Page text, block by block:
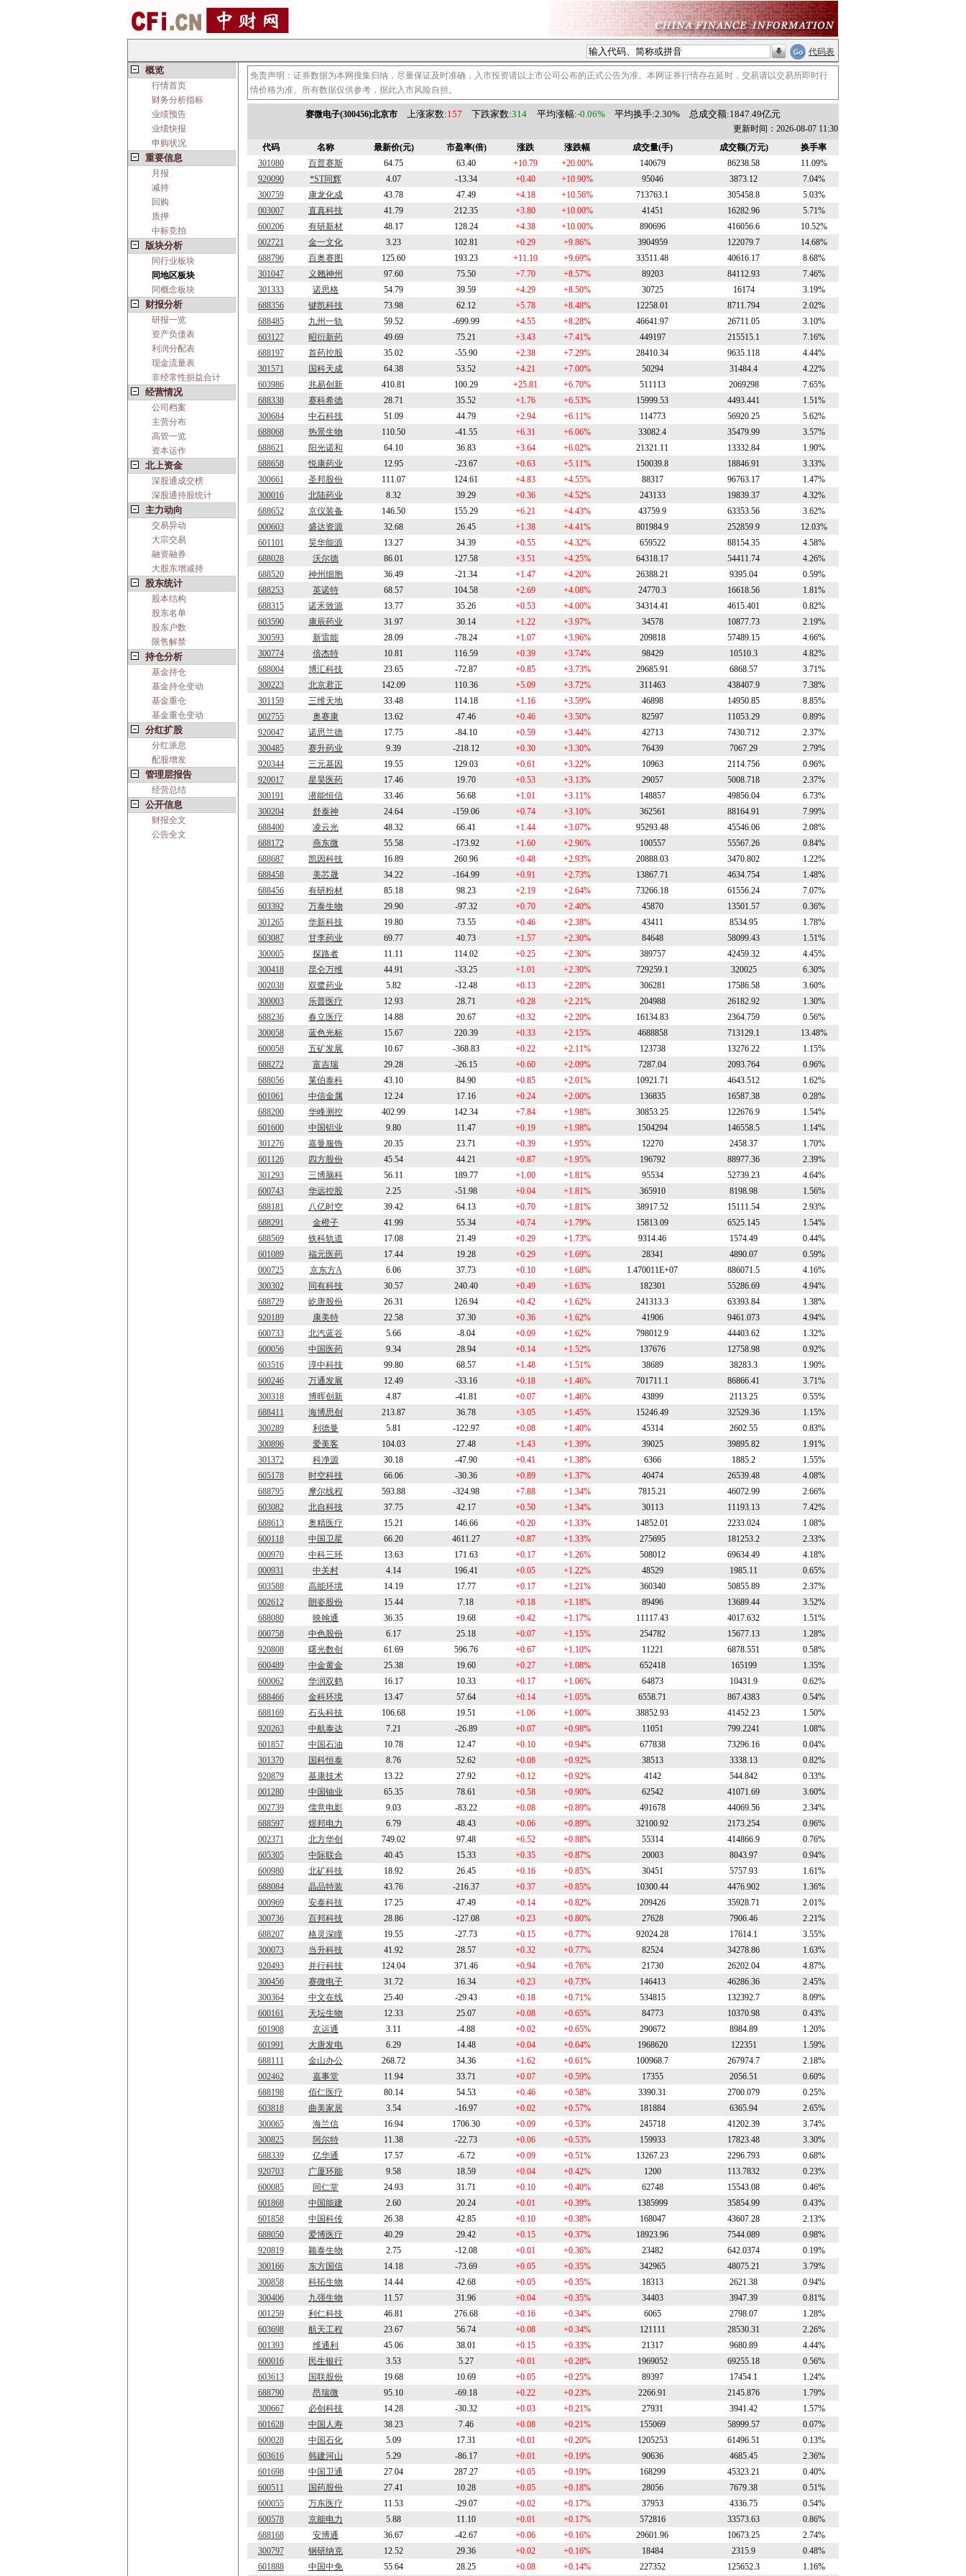
代码表
概览
行情首页
财务分析指标
业绩预告
业绩快报
申购状况
重要信息
月报
减持
回购
质押
中标竞拍
版块分析
同行业板块
同地区板块
同概念板块
财报分析
研报一览
资产负债表
利润分配表
现金流量表
非经常性损益合计
经营情况
公司档案
主营分布
高管一览
资本运作
北上资金
深股通成交榜
深股通持股统计
主力动向
交易异动
大宗交易
融资融券
大股东增减持
股东统计
股本结构
股东名单
股东户数
限售解禁
持仓分析
基金持仓
基金持仓变动
基金重仓
基金重仓变动
分红扩股
分红派息
配股增发
管理层报告
经营总结
公开信息
财报全文
公告全文
免责声明：证券数据为本网搜集归纳，尽量保证及时准确，入市投资请以上市公司公布的正式公告为准。本网证券行情存在延时，交易请以交易所即时行
情价格为准。所有数据仅供参考，据此入市风险自担。
赛微电子(300456)北京市 上涨家数:157 下跌家数:314 平均涨幅:-0.06% 平均换手:2.30% 总成交额:1847.49亿元
更新时间：2026-08-07 11:30
代码
名称 最新价(元) 市盈率(倍) 涨跌 涨跌幅 成交量(手) 成交额(万元)
换手率
301080
百普赛斯 64.75 63.40 +10.79 +20.00% 140679 86238.58
11.09%
920090
*ST同辉 4.07 -13.34 +0.40 +10.90% 95046 3873.12
7.04%
300759
康龙化成 43.78 47.49 +4.18 +10.56% 713763.1 305458.8
5.03%
003007
直真科技 41.79 212.35 +3.80 +10.00% 41451 16282.96
5.71%
600206
有研新材 48.17 128.24 +4.38 +10.00% 890696 416056.6
10.52%
002721
金一文化 3.23 102.81 +0.29 +9.86% 3904959 122079.7
14.68%
688796
百奥赛图 125.60 193.23 +11.10 +9.69% 33511.48 40616.17
8.68%
301047
义翘神州 97.60 75.50 +7.70 +8.57% 89203 84112.93
7.46%
301333
诺思格 54.79 39.59 +4.29 +8.50% 30725 16174
3.19%
688356
键凯科技 73.98 62.12 +5.78 +8.48% 12258.01 8711.794
2.02%
688485
九州一轨 59.52 -699.99 +4.55 +8.28% 46641.97 26711.05
3.10%
603127
昭衍新药 49.69 75.21 +3.43 +7.41% 449197 215515.1
7.16%
688197
首药控股 35.02 -55.90 +2.38 +7.29% 28410.34 9635.118
4.44%
301571
国科天成 64.38 53.52 +4.21 +7.00% 50294 31484.4
4.22%
603986
兆易创新 410.81 100.29 +25.81 +6.70% 511113 2069298
7.65%
688338
赛科希德 28.71 35.52 +1.76 +6.53% 15999.53 4493.441
1.51%
300684
中石科技 51.09 44.79 +2.94 +6.11% 114773 56920.25
5.62%
688068
热景生物 110.50 -41.55 +6.31 +6.06% 33082.4 35479.99
3.57%
688621
阳光诺和 64.10 36.83 +3.64 +6.02% 21321.11 13332.84
1.90%
688658
悦康药业 12.95 -23.67 +0.63 +5.11% 150039.8 18846.91
3.33%
300661
圣邦股份 111.07 124.61 +4.83 +4.55% 88317 96763.17
1.47%
300016
北陆药业 8.32 39.29 +0.36 +4.52% 243133 19839.37
4.32%
688652
京仪装备 146.50 155.29 +6.21 +4.43% 43759.9 63353.56
3.62%
000603
盛达资源 32.68 26.45 +1.38 +4.41% 801984.9 252859.9
12.03%
601101
昊华能源 13.27 34.39 +0.55 +4.32% 659522 88154.35
4.58%
688028
沃尔德 86.01 127.58 +3.51 +4.25% 64318.17 54411.74
4.26%
688520
神州细胞 36.49 -21.34 +1.47 +4.20% 26388.21 9395.04
0.59%
688253
英诺特 68.57 104.58 +2.69 +4.08% 24770.3 16618.56
1.81%
688315
诺禾致源 13.77 35.26 +0.53 +4.00% 34314.41 4615.401
0.82%
603590
康辰药业 31.97 30.14 +1.22 +3.97% 34578 10877.73
2.19%
300593
新雷能 28.09 -78.24 +1.07 +3.96% 209818 57489.15
4.66%
300774
倍杰特 10.81 116.59 +0.39 +3.74% 98429 10510.3
4.82%
688004
博汇科技 23.65 -72.87 +0.85 +3.73% 29685.91 6868.57
3.71%
300223
北京君正 142.09 110.36 +5.09 +3.72% 311463 438407.9
7.38%
301159
三维天地 33.48 114.18 +1.16 +3.59% 46898 14950.85
8.85%
002755
奥赛康 13.62 47.46 +0.46 +3.50% 82597 11053.29
0.89%
920047
诺思兰德 17.75 -84.10 +0.59 +3.44% 42713 7430.712
2.37%
300485
赛升药业 9.39 -218.12 +0.30 +3.30% 76439 7067.29
2.79%
920344
三元基因 19.55 129.03 +0.61 +3.22% 10963 2114.756
0.96%
920017
星昊医药 17.46 19.70 +0.53 +3.13% 29057 5008.718
2.37%
300191
潜能恒信 33.46 56.68 +1.01 +3.11% 148857 49856.04
6.73%
300204
舒泰神 24.64 -159.06 +0.74 +3.10% 362561 88164.91
7.99%
688400
凌云光 48.32 66.41 +1.44 +3.07% 95293.48 45546.06
2.08%
688172
燕东微 55.58 -173.92 +1.60 +2.96% 100557 55567.26
0.84%
688687
凯因科技 16.89 260.96 +0.48 +2.93% 20888.03 3470.802
1.22%
688458
美芯晟 34.22 -164.99 +0.91 +2.73% 13867.71 4634.754
1.48%
688456
有研粉材 85.18 98.23 +2.19 +2.64% 73266.18 61556.24
7.07%
603392
万泰生物 29.90 -97.32 +0.70 +2.40% 45870 13501.57
0.36%
301265
华新科技 19.80 73.55 +0.46 +2.38% 43411 8534.95
1.78%
603087
甘李药业 69.77 40.73 +1.57 +2.30% 84648 58099.43
1.51%
300005
探路者 11.11 114.02 +0.25 +2.30% 389757 42459.32
4.45%
300418
昆仑万维 44.91 -33.25 +1.01 +2.30% 729259.1 320025
6.30%
002038
双鹭药业 5.82 -12.48 +0.13 +2.28% 306281 17586.58
3.60%
300003
乐普医疗 12.93 28.71 +0.28 +2.21% 204988 26182.92
1.30%
688236
春立医疗 14.88 20.67 +0.32 +2.20% 16134.83 2364.759
0.56%
300058
蓝色光标 15.67 220.39 +0.33 +2.15% 4688858 713129.1
13.48%
600058
五矿发展 10.67 -368.83 +0.22 +2.11% 123738 13276.22
1.15%
688272
富吉瑞 29.28 -26.15 +0.60 +2.09% 7287.04 2093.764
0.96%
688056
莱伯泰科 43.10 84.90 +0.85 +2.01% 10921.71 4643.512
1.62%
601061
中信金属 12.24 17.16 +0.24 +2.00% 136835 16587.38
0.28%
688200
华峰测控 402.99 142.34 +7.84 +1.98% 30853.25 122676.9
1.54%
601600
中国铝业 9.80 11.47 +0.19 +1.98% 1504294 146558.5
1.14%
301276
嘉曼服饰 20.35 23.71 +0.39 +1.95% 12270 2458.37
1.70%
601126
四方股份 45.54 44.21 +0.87 +1.95% 196792 88977.36
2.39%
301293
三博脑科 56.11 189.77 +1.00 +1.81% 95534 52739.23
4.64%
600743
华远控股 2.25 -51.98 +0.04 +1.81% 365910 8198.98
1.56%
688181
八亿时空 39.42 64.13 +0.70 +1.81% 38917.52 15111.54
2.93%
688291
金橙子 41.99 55.34 +0.74 +1.79% 15813.09 6525.145
1.54%
688569
铁科轨道 17.08 21.49 +0.29 +1.73% 9314.46 1574.49
0.44%
601089
福元医药 17.44 19.28 +0.29 +1.69% 28341 4890.07
0.59%
000725
京东方A 6.06 37.73 +0.10 +1.68% 1.470011E+07 886071.5
4.16%
300302
同有科技 30.57 240.40 +0.49 +1.63% 182301 55286.69
4.94%
688729
屹唐股份 26.31 126.94 +0.42 +1.62% 241313.3 63393.84
1.38%
920189
康美特 22.58 37.30 +0.36 +1.62% 41906 9461.073
4.94%
600733
北汽蓝谷 5.66 -8.04 +0.09 +1.62% 798012.9 44403.62
1.32%
600056
中国医药 9.34 28.94 +0.14 +1.52% 137676 12758.98
0.92%
603516
淳中科技 99.80 68.57 +1.48 +1.51% 38689 38283.3
1.90%
600246
万通发展 12.49 -33.16 +0.18 +1.46% 701711.1 86866.41
3.71%
300318
博晖创新 4.87 -41.81 +0.07 +1.46% 43899 2113.25
0.55%
688411
海博思创 213.87 36.78 +3.05 +1.45% 15246.49 32529.36
1.15%
300289
利德曼 5.81 -122.97 +0.08 +1.40% 45314 2602.55
0.83%
300896
爱美客 104.03 27.48 +1.43 +1.39% 39025 39895.82
1.91%
301372
科净源 30.18 -47.90 +0.41 +1.38% 6366 1885.2
1.55%
605178
时空科技 66.06 -30.36 +0.89 +1.37% 40474 26539.48
4.08%
688795
摩尔线程 593.88 -324.98 +7.88 +1.34% 7815.21 46072.99
2.66%
603082
北自科技 37.75 42.17 +0.50 +1.34% 30113 11193.13
7.42%
688613
奥精医疗 15.21 146.66 +0.20 +1.33% 14852.01 2233.024
1.08%
600118
中国卫星 66.20 4611.27 +0.87 +1.33% 275695 181253.2
2.33%
000970
中科三环 13.63 171.63 +0.17 +1.26% 508012 69634.49
4.18%
000931
中关村 4.14 196.41 +0.05 +1.22% 48529 1985.11
0.65%
603588
高能环境 14.19 17.77 +0.17 +1.21% 360340 50855.89
2.37%
002612
朗姿股份 15.44 7.18 +0.18 +1.18% 89496 13689.44
3.52%
688080
映翰通 36.35 19.68 +0.42 +1.17% 11117.43 4017.632
1.51%
000758
中色股份 6.17 25.18 +0.07 +1.15% 254782 15677.13
1.28%
920808
曙光数创 61.69 596.76 +0.67 +1.10% 11221 6878.551
0.58%
600489
中金黄金 25.38 19.60 +0.27 +1.08% 652418 165199
1.35%
600062
华润双鹤 16.17 10.33 +0.17 +1.06% 64873 10431.9
0.62%
688466
金科环境 13.47 57.64 +0.14 +1.05% 6558.71 867.4383
0.54%
688169
石头科技 106.68 19.51 +1.06 +1.00% 38852.93 41452.23
1.50%
920263
中航泰达 7.21 -26.89 +0.07 +0.98% 11051 799.2241
1.08%
601857
中国石油 10.78 12.47 +0.10 +0.94% 677838 73296.16
0.04%
301370
国科恒泰 8.76 52.62 +0.08 +0.92% 38513 3338.13
0.82%
920879
基康技术 13.22 27.92 +0.12 +0.92% 4142 544.842
0.33%
001280
中国铀业 65.35 78.61 +0.58 +0.90% 62542 41071.69
3.60%
002739
儒意电影 9.03 -83.22 +0.08 +0.89% 491678 44069.56
2.34%
688597
煜邦电力 6.79 48.43 +0.06 +0.89% 32100.92 2173.254
0.96%
002371
北方华创 749.02 97.48 +6.52 +0.88% 55314 414866.9
0.76%
605305
中际联合 40.45 15.33 +0.35 +0.87% 20003 8043.97
0.94%
600980
北矿科技 18.92 26.45 +0.16 +0.85% 30451 5757.93
1.61%
688084
晶品特装 43.76 -216.37 +0.37 +0.85% 10300.44 4476.902
1.36%
000969
安泰科技 17.25 47.49 +0.14 +0.82% 209426 35928.71
2.01%
300736
百邦科技 28.86 -127.08 +0.23 +0.80% 27628 7906.46
2.21%
688207
格灵深瞳 19.55 -27.73 +0.15 +0.77% 92024.28 17614.1
3.55%
300073
当升科技 41.92 28.57 +0.32 +0.77% 82524 34278.86
1.63%
920493
并行科技 124.04 371.46 +0.94 +0.76% 21730 26202.04
4.87%
300456
赛微电子 31.72 16.34 +0.23 +0.73% 146413 46286.36
2.45%
300364
中文在线 25.40 -29.43 +0.18 +0.71% 534815 132392.7
8.09%
600161
天坛生物 12.33 25.07 +0.08 +0.65% 84773 10370.98
0.43%
601908
京运通 3.11 -4.88 +0.02 +0.65% 290672 8984.89
1.20%
601991
大唐发电 6.29 14.48 +0.04 +0.64% 1968620 122351
1.59%
688111
金山办公 268.72 34.36 +1.62 +0.61% 100968.7 267974.7
2.18%
002462
嘉事堂 11.94 33.71 +0.07 +0.59% 17355 2056.51
0.60%
688198
佰仁医疗 80.14 54.53 +0.46 +0.58% 3390.31 2700.079
0.25%
603818
曲美家居 3.54 -16.97 +0.02 +0.57% 181884 6365.94
2.65%
300065
海兰信 16.94 1706.30 +0.09 +0.53% 245718 41202.39
3.74%
300825
阿尔特 11.38 -22.73 +0.06 +0.53% 159933 17823.48
3.30%
688339
亿华通 17.57 -6.72 +0.09 +0.51% 13267.23 2296.793
0.68%
920703
广厦环能 9.58 18.59 +0.04 +0.42% 1200 113.7832
0.23%
600085
同仁堂 24.93 31.71 +0.10 +0.40% 62748 15543.08
0.46%
601868
中国能建 2.60 20.24 +0.01 +0.39% 1385999 35854.99
0.43%
601858
中国科传 26.38 42.85 +0.10 +0.38% 168047 43607.28
2.13%
688050
爱博医疗 40.29 29.42 +0.15 +0.37% 18923.96 7544.089
0.98%
920819
颖泰生物 2.75 -12.08 +0.01 +0.36% 23482 642.0374
0.19%
300166
东方国信 14.18 -73.69 +0.05 +0.35% 342965 48075.21
3.79%
300858
科拓生物 14.44 42.68 +0.05 +0.35% 18313 2621.38
0.94%
300406
九强生物 11.57 31.96 +0.04 +0.35% 34403 3947.39
0.81%
001259
利仁科技 46.81 276.68 +0.16 +0.34% 6065 2798.07
1.28%
603698
航天工程 23.67 56.74 +0.08 +0.34% 121111 28530.31
2.26%
001393
维通利 45.06 38.01 +0.15 +0.33% 21317 9680.89
4.44%
600016
民生银行 3.53 5.27 +0.01 +0.28% 1969052 69255.18
0.56%
603613
国联股份 19.68 10.69 +0.05 +0.25% 89397 17454.1
1.24%
688790
昂瑞微 95.10 -69.18 +0.22 +0.23% 2266.91 2145.876
1.79%
300667
必创科技 14.28 -30.32 +0.03 +0.21% 27931 3941.42
1.57%
601628
中国人寿 38.23 7.46 +0.08 +0.21% 155069 58999.57
0.07%
600028
中国石化 5.09 17.31 +0.01 +0.20% 1205253 61496.51
0.13%
603616
韩建河山 5.29 -86.17 +0.01 +0.19% 90636 4685.45
2.36%
601698
中国卫通 27.04 287.27 +0.05 +0.19% 168299 45323.21
0.40%
600511
国药股份 27.41 10.28 +0.05 +0.18% 28056 7679.38
0.51%
600055
万东医疗 11.53 -29.07 +0.02 +0.17% 37953 4336.75
0.54%
600578
京能电力 5.88 11.10 +0.01 +0.17% 572816 33573.63
0.86%
688168
安博通 36.67 -42.67 +0.06 +0.16% 29601.96 10673.25
2.74%
300797
钢研纳克 12.52 29.36 +0.02 +0.16% 18484 2315.9
0.48%
601888
中国中免 55.64 28.25 +0.08 +0.14% 227352 125652.3 1.16%